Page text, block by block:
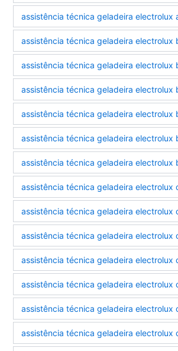
assistência técnica geladeira electrolux
assistência técnica geladeira electrolux
assistência técnica geladeira electrolux
assistência técnica geladeira electrolux
assistência técnica geladeira electrolux
assistência técnica geladeira electrolux
assistência técnica geladeira electrolux
assistência técnica geladeira electrolux
assistência técnica geladeira electrolux
assistência técnica geladeira electrolux
assistência técnica geladeira electrolux
assistência técnica geladeira electrolux
assistência técnica geladeira electrolux
assistência técnica geladeira electrolux